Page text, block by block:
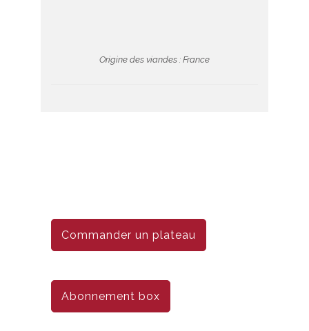
Origine des viandes : France
Commander un plateau
Abonnement box